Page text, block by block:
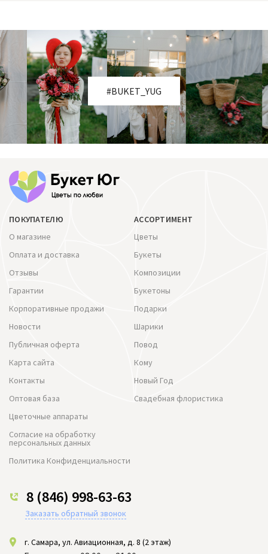
#BUKET_YUG
ПОКУПАТЕЛЮ
О магазине
Оплата и доставка
Отзывы
Гарантии
Корпоративные продажи
Новости
Публичная оферта
Карта сайта
Контакты
Оптовая база
Цветочные аппараты
Согласие на обработку
персональных данных
Политика Конфиденциальности
АССОРТИМЕНТ
Цветы
Букеты
Композиции
Букетоны
Подарки
Шарики
Повод
Кому
Новый Год
Свадебная флористика
8 (846) 998-63-63
Заказать обратный звонок
г. Самара, ул. Авиационная, д. 8 (2 этаж)